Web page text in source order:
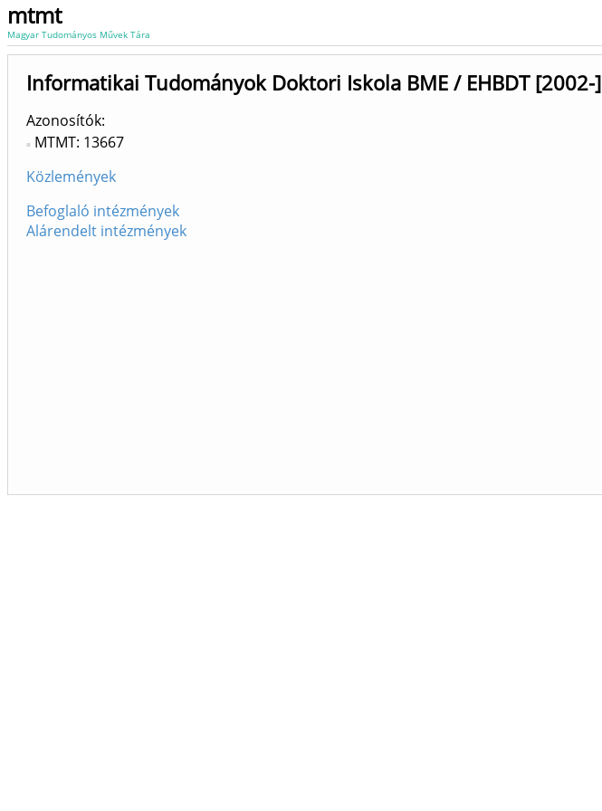
mtmt
Magyar Tudományos Művek Tára
Informatikai Tudományok Doktori Iskola BME / EHBDT [2002-]
Azonosítók
MTMT: 13667
Közlemények
Befoglaló intézmények
Alárendelt intézmények